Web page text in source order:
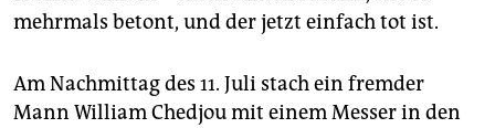
mehrmals betont, und der jetzt einfach tot ist.
Am Nachmittag des 11. Juli stach ein fremder
Mann William Chedjou mit einem Messer in den